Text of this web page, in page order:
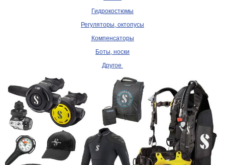
Гидрокостюмы
Регуляторы, октопусы
Компенсаторы
Боты, носки
Другое